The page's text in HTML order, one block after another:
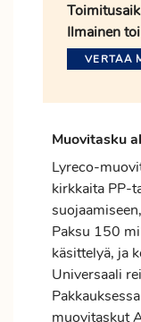
Ilmainen
VERTAA
Muovitasku
Lyreco-
kirkkaita PP-
Paksu 150
käsittelyä, ja
Universaali
muovitaskut